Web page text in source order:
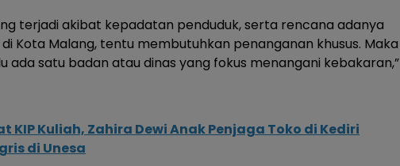
terjadi akibat kepadatan penduduk, serta rencana adanya
Kota Malang, tentu membutuhkan penanganan khusus. Maka
ada satu badan atau dinas yang fokus menangani kebakaran,”
KIP Kuliah, Zahira Dewi Anak Penjaga Toko di Kediri
di Unesa